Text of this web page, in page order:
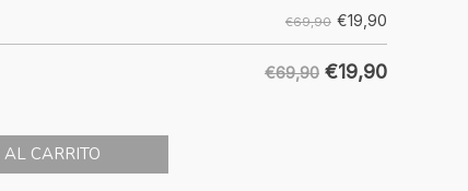
€69,90 €19,90
€69,90 €19,90
CARRITO